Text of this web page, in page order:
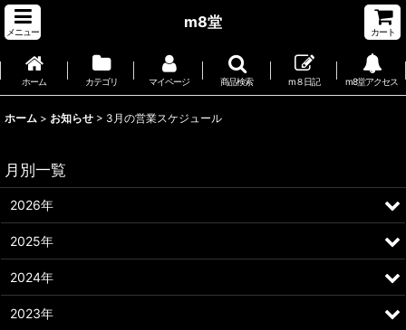
メニュー
m8堂
カート
ホーム カテゴリ マイページ 商品検索 m８日記 m8堂アクセス
ホーム > お知らせ > 3月の営業スケジュール
月別一覧
2026年
2025年
2024年
2023年